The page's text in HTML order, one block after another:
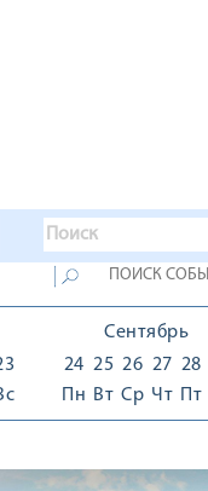
Сентябрь
24
Пн
25
Вт
26
Ср
27
Чт
28
Пт